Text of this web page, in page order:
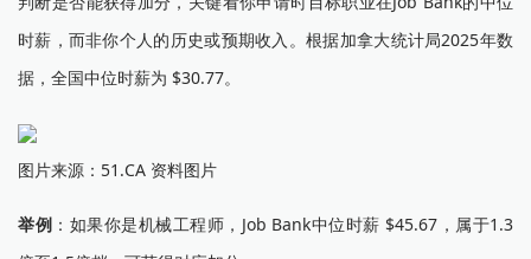
时薪，而非你个人的历史或预期收入。根据加拿大统计局2025年数
据，全国中位时薪为 $30.77。
图片来源：51.CA 资料图片
举例 ：如果你是机械工程师，Job Bank中位时薪 $45.67，属于1.3